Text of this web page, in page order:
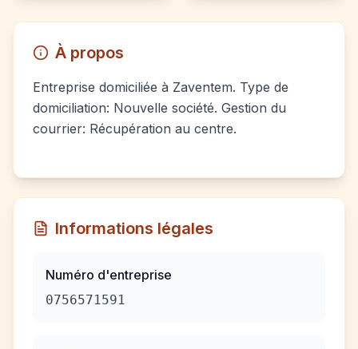
À propos
Entreprise domiciliée à Zaventem. Type de
domiciliation: Nouvelle société. Gestion du
courrier: Récupération au centre.
Informations légales
Numéro d'entreprise
0756571591